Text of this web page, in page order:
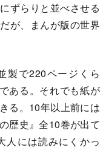
ずらりと並べさせる
が、まんが版の世界
製で220ページくら
ある。それでも紙が
る。10年以上前には
歴史』全10巻が出て
人には読みにくかっ